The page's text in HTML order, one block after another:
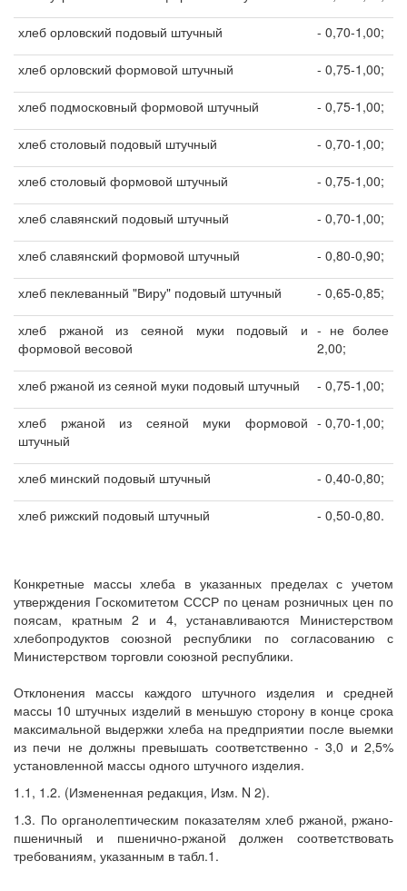
хлеб орловский подовый штучный - 0,70-1,00;
хлеб орловский формовой штучный - 0,75-1,00;
хлеб подмосковный формовой штучный - 0,75-1,00;
хлеб столовый подовый штучный - 0,70-1,00;
хлеб столовый формовой штучный - 0,75-1,00;
хлеб славянский подовый штучный - 0,70-1,00;
хлеб славянский формовой штучный - 0,80-0,90;
хлеб пеклеванный "Виру" подовый штучный - 0,65-0,85;
хлеб ржаной из сеяной муки подовый и
формовой весовой
- не более
2,00;
хлеб ржаной из сеяной муки подовый штучный - 0,75-1,00;
хлеб ржаной из сеяной муки формовой
штучный
- 0,70-1,00;
хлеб минский подовый штучный - 0,40-0,80;
хлеб рижский подовый штучный - 0,50-0,80.
Конкретные массы хлеба в указанных пределах с учетом
утверждения Госкомитетом СССР по ценам розничных цен по
поясам, кратным 2 и 4, устанавливаются Министерством
хлебопродуктов союзной республики по согласованию с
Министерством торговли союзной республики.
Отклонения массы каждого штучного изделия и средней
массы 10 штучных изделий в меньшую сторону в конце срока
максимальной выдержки хлеба на предприятии после выемки
из печи не должны превышать соответственно - 3,0 и 2,5%
установленной массы одного штучного изделия.
1.1, 1.2. (Измененная редакция, Изм. N 2).
1.3. По органолептическим показателям хлеб ржаной, ржано-
пшеничный и пшенично-ржаной должен соответствовать
требованиям, указанным в табл.1.